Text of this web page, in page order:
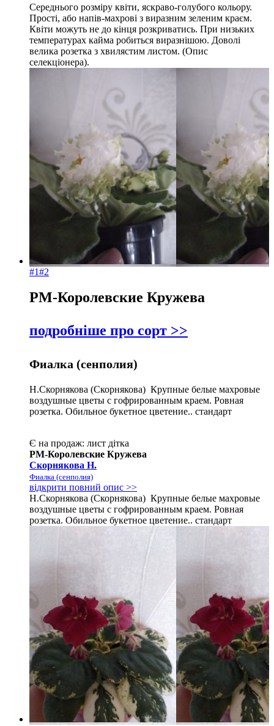
Середнього розміру квіти, яскраво-голубого кольору.
Прості, або напів-махрові з виразним зеленим краєм.
Квіти можуть не до кінця розкриватись. При низьких
температурах кайма робиться виразнішою. Доволі
велика розетка з хвилястим листом. (Опис
селекціонера).
#1#2
РМ-Королевские Кружева
подробніше про сорт >>
Фиалка (сенполия)
Н.Скорнякова (Скорнякова) Крупные белые махровые
воздушные цветы с гофрированным краем. Ровная
розетка. Обильное букетное цветение.. стандарт
Є на продаж: лист дітка
РМ-Королевские Кружева
Скорнякова Н.
Фиалка (сенполия)
відкрити повний опис >>
Н.Скорнякова (Скорнякова) Крупные белые махровые
воздушные цветы с гофрированным краем. Ровная
розетка. Обильное букетное цветение.. стандарт